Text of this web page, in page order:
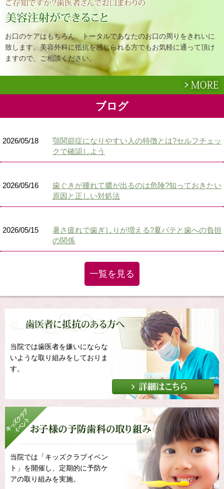
お口のケアはもちろん、トータルであなたのお口の周りをきれいに
致します。美容外科に抵抗を感じられる方でもお気軽に通って頂け
ますので、ご相談ください。
ブログ
2026/05/18
顎関節症になりやすい人の特徴とは?セルフチェッ
クで確認しよう
2026/05/16
歯ぐきが腫れて膿が出るのは危険?知っておきたい
原因と正しい対処法
2026/05/15
暑さ疲れで歯ぎしりが増える?夏バテと歯への負担
の関係
一覧を見る
当院では歯医者を嫌いにならな
いような取り組みをしておりま
す。
当院では「キッズクラブイベン
ト」を開催し、定期的に予防ケ
アの取り組みを実施。